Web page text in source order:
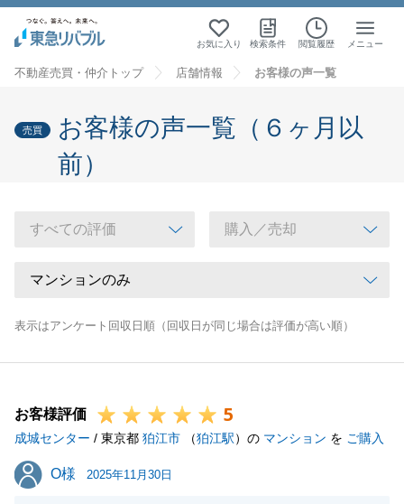
お気に入り 検索条件 閲覧履歴 メニュー
不動産売買・仲介トップ 店舗情報 お客様の声一覧
売買
お客様の声一覧（６ヶ月以
前）
表示はアンケート回収日順（回収日が同じ場合は評価が高い順）
お客様評価 5
成城センター / 東京都 狛江市 （狛江駅）の マンション を ご購入
O様
O様 2025年11月30日